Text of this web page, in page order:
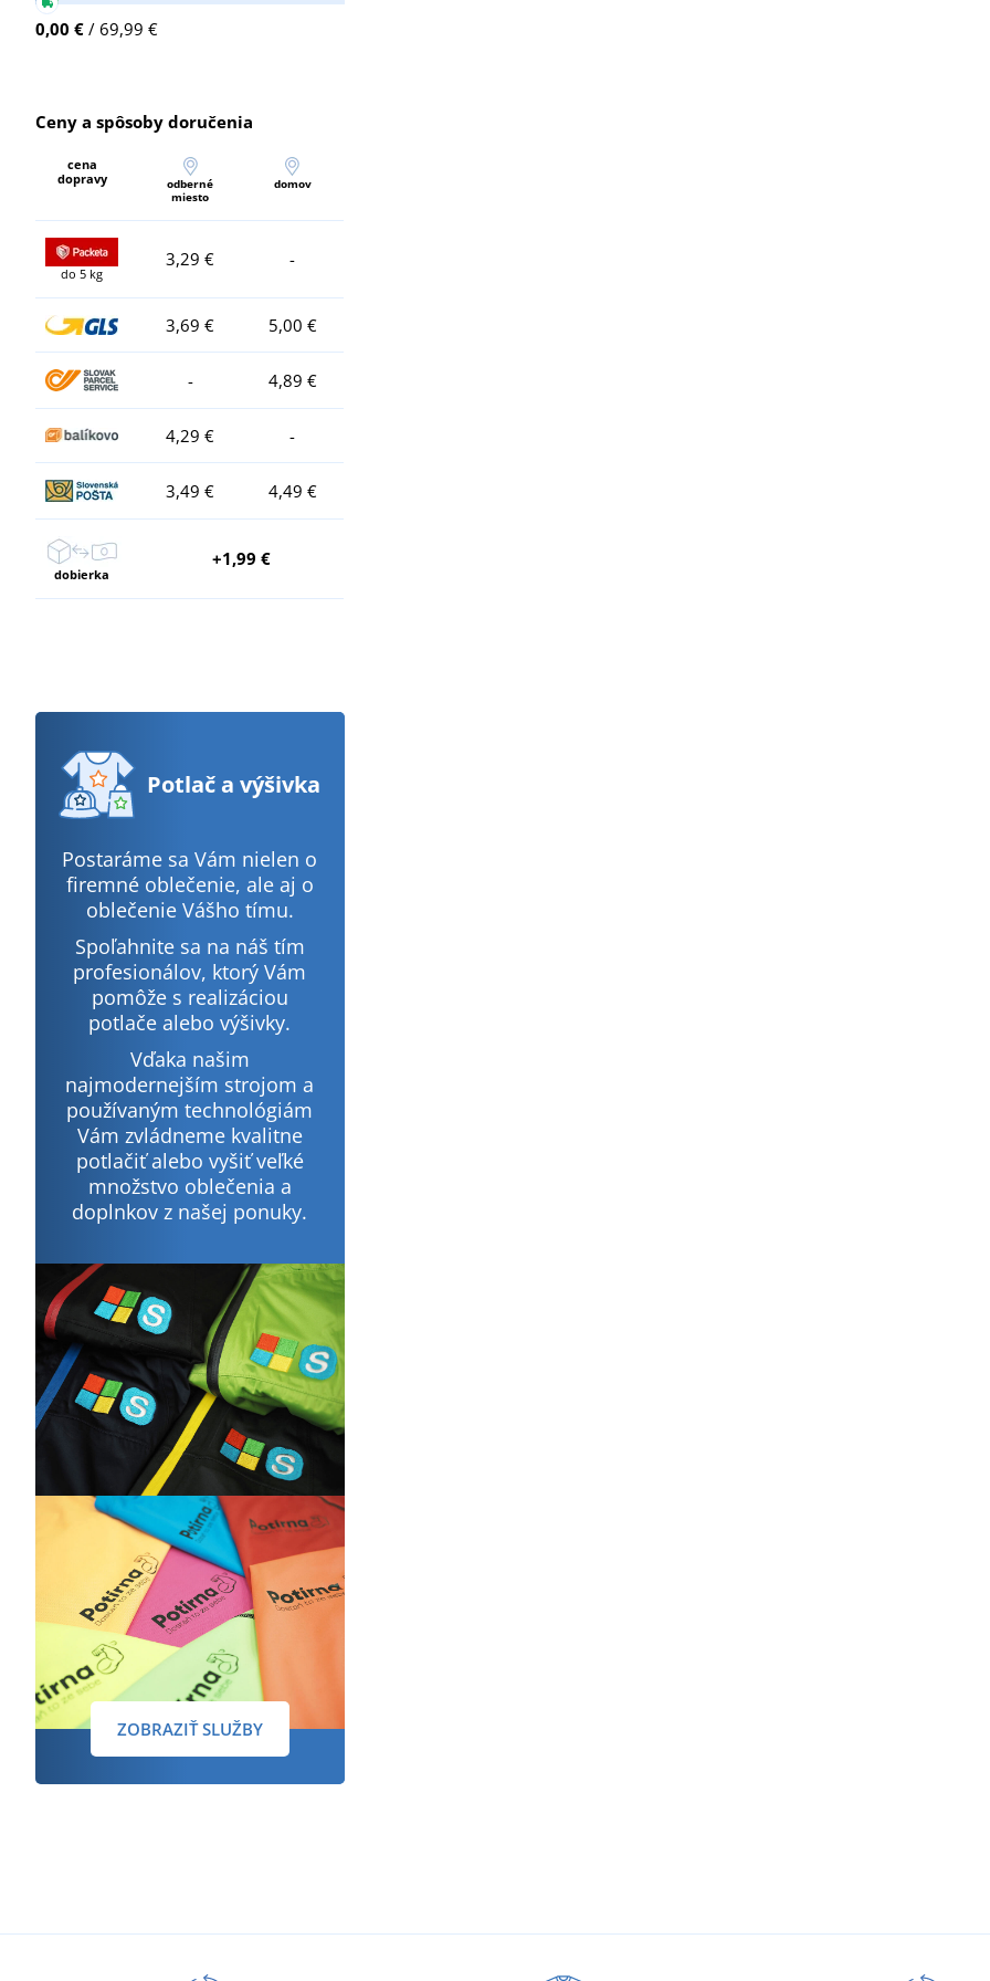
0,00 € / 69,99 €
Ceny a spôsoby doručenia
cena
dopravy
odberné
miesto
domov
do 5 kg
3,29 € -
3,69 € 5,00 €
- 4,89 €
4,29 € -
3,49 € 4,49 €
dobierka
+1,99 €
Potlača výšivka
Postaráme sa Vám nielen o
firemné oblečenie, ale aj o
oblečenie Vášho tímu.
Spoľahnite sa na náš tím
profesionálov, ktorý Vám
pomôže s realizáciou
potlače alebo výšivky.
Vďaka našim
najmodernejším strojom a
používaným technológiám
Vám zvládneme kvalitne
potlačiť alebo vyšiť veľké
množstvo oblečenia a
doplnkov z našej ponuky.
ZOBRAZIŤ SLUŽBY